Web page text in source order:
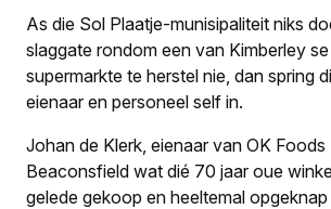
As die Sol Plaatje-munisipaliteit niks
slaggate rondom een van Kimberley
supermarkte te herstel nie, dan spring
eienaar en personeel self in.
Johan de Klerk, eienaar van OK Foods
Beaconsfield wat dié 70 jaar oue
gelede gekoop en heeltemal